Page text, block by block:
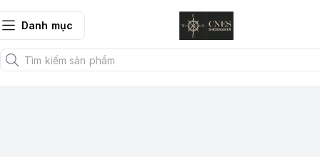
Danh mục